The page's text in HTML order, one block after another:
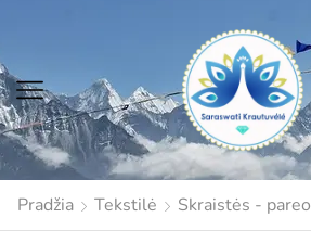
Pradžia Tekstilė Skraistės - pareo